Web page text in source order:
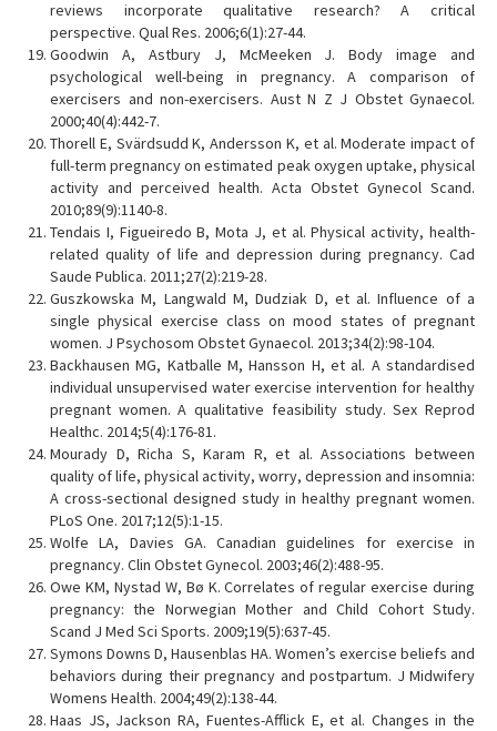
reviews incorporate qualitative research? A critical
perspective. Qual Res. 2006;6(1):27-44.
Goodwin A, Astbury J, McMeeken J. Body image and
psychological well-being in pregnancy. A comparison of
exercisers and non-exercisers. Aust N Z J Obstet Gynaecol.
2000;40(4):442-7.
Thorell E, Svärdsudd K, Andersson K, et al. Moderate impact of
full-term pregnancy on estimated peak oxygen uptake, physical
activity and perceived health. Acta Obstet Gynecol Scand.
2010;89(9):1140-8.
Tendais I, Figueiredo B, Mota J, et al. Physical activity, health-
related quality of life and depression during pregnancy. Cad
Saude Publica. 2011;27(2):219-28.
Guszkowska M, Langwald M, Dudziak D, et al. Influence of a
single physical exercise class on mood states of pregnant
women. J Psychosom Obstet Gynaecol. 2013;34(2):98-104.
Backhausen MG, Katballe M, Hansson H, et al. A standardised
individual unsupervised water exercise intervention for healthy
pregnant women. A qualitative feasibility study. Sex Reprod
Healthc. 2014;5(4):176-81.
Mourady D, Richa S, Karam R, et al. Associations between
quality of life, physical activity, worry, depression and insomnia:
A cross-sectional designed study in healthy pregnant women.
PLoS One. 2017;12(5):1-15.
Wolfe LA, Davies GA. Canadian guidelines for exercise in
pregnancy. Clin Obstet Gynecol. 2003;46(2):488-95.
Owe KM, Nystad W, Bø K. Correlates of regular exercise during
pregnancy: the Norwegian Mother and Child Cohort Study.
Scand J Med Sci Sports. 2009;19(5):637-45.
Symons Downs D, Hausenblas HA. Women’s exercise beliefs and
behaviors during their pregnancy and postpartum. J Midwifery
Womens Health. 2004;49(2):138-44.
Haas JS, Jackson RA, Fuentes-Afflick E, et al. Changes in the